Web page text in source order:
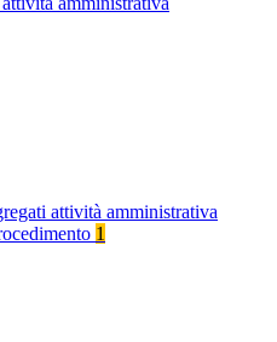
attività amministrativa
1